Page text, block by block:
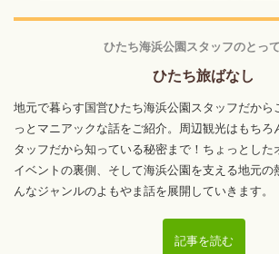
ひたち海浜公園スタッフのとっ
ひたち旅ばなし
地元で暮らす国営ひたち海浜公園スタッフだから
っとマニアックな話をご紹介。周辺観光はもちろ
タッフだから知っている秘密まで！ちょっとし
イベントの裏側、そして海浜公園を支える地元の
んなジャンルのよもやま話を展開していきます。
記事を読む